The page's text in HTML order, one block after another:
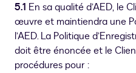
5.1 En sa qualité d’AED, le
œuvre et maintiendra une
l’AED. La Politique
doit être énoncée et le
procédures pour :